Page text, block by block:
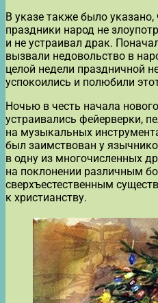
В указе также было
праздники народ не
и не устраивал драк.
вызвали недовольство в
целой недели праздничной
успокоились и полюбили
Ночью в честь начала
устраивались фейерверки,
на музыкальных
был заимствован у
в одну из многочисленных
на поклонении различным
сверхъестественным
к христианству.